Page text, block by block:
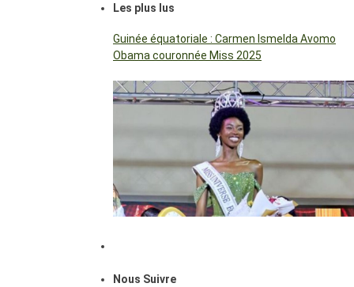
Les plus lus
Guinée équatoriale : Carmen Ismelda Avomo
Obama couronnée Miss 2025
Nous Suivre